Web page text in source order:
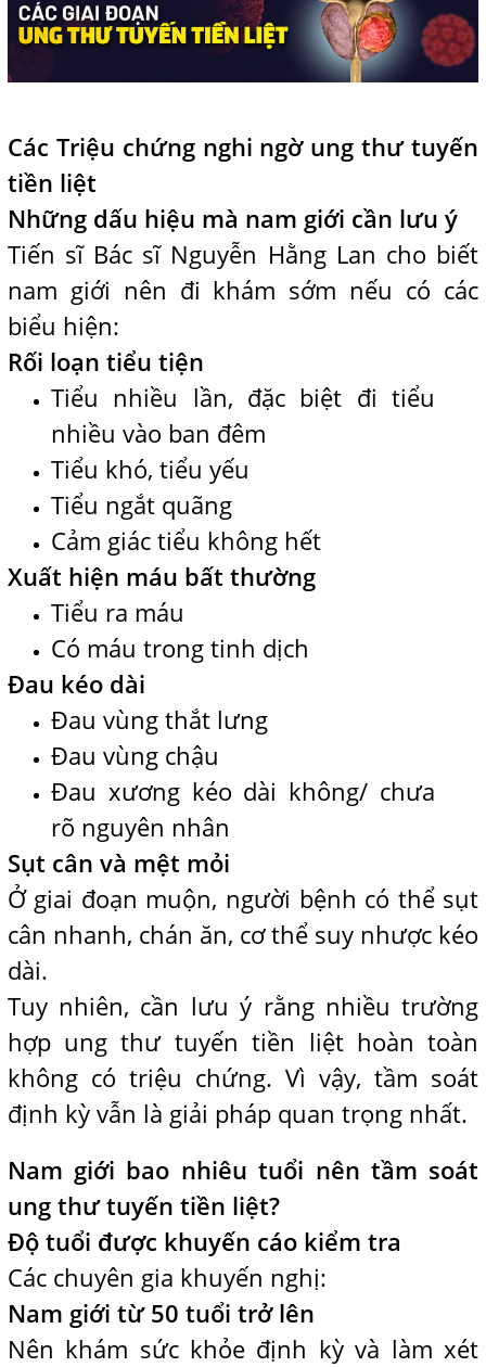
Các Triệu chứng nghi ngờ ung thư tuyến
tiền liệt
Những dấu hiệu mà nam giới cần lưu ý
Tiến sĩ Bác sĩ Nguyễn Hằng Lan cho biết
nam giới nên đi khám sớm nếu có các
biểu hiện:
Rối loạn tiểu tiện
Tiểu nhiều lần, đặc biệt đi tiểu
nhiều vào ban đêm
Tiểu khó, tiểu yếu
Tiểu ngắt quãng
Cảm giác tiểu không hết
Xuất hiện máu bất thường
Tiểu ra máu
Có máu trong tinh dịch
Đau kéo dài
Đau vùng thắt lưng
Đau vùng chậu
Đau xương kéo dài không/ chưa
rõ nguyên nhân
Sụt cân và mệt mỏi
Ở giai đoạn muộn, người bệnh có thể sụt
cân nhanh, chán ăn, cơ thể suy nhược kéo
dài.
Tuy nhiên, cần lưu ý rằng nhiều trường
hợp ung thư tuyến tiền liệt hoàn toàn
không có triệu chứng. Vì vậy, tầm soát
định kỳ vẫn là giải pháp quan trọng nhất.
Nam giới bao nhiêu tuổi nên tầm soát
ung thư tuyến tiền liệt?
Độ tuổi được khuyến cáo kiểm tra
Các chuyên gia khuyến nghị:
Nam giới từ 50 tuổi trở lên
Nên khám sức khỏe định kỳ và làm xét